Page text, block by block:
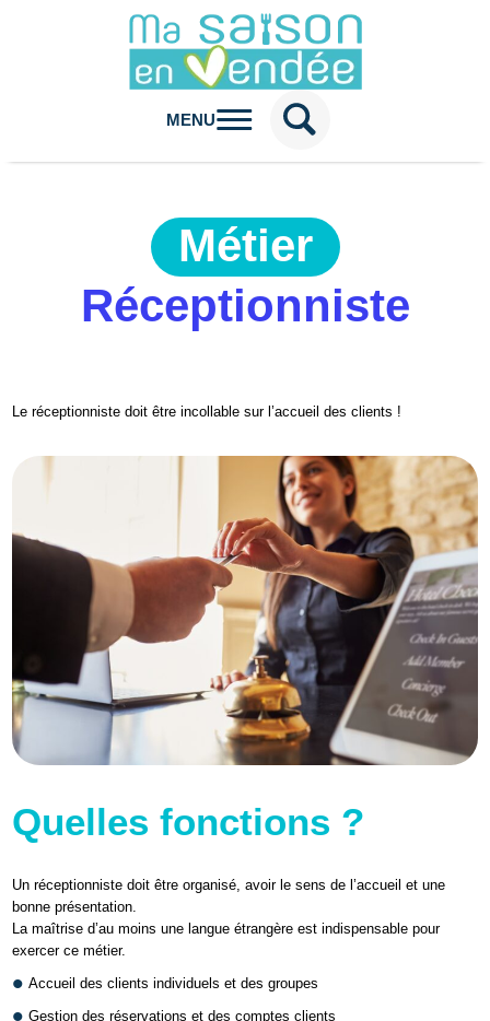
MENU
Métier
Réceptionniste
Le réceptionniste doit être incollable sur l’accueil des clients !
Quelles fonctions ?
Un réceptionniste doit être organisé, avoir le sens de l’accueil et une
bonne présentation.
La maîtrise d’au moins une langue étrangère est indispensable pour
exercer ce métier.
Accueil des clients individuels et des groupes
Gestion des réservations et des comptes clients